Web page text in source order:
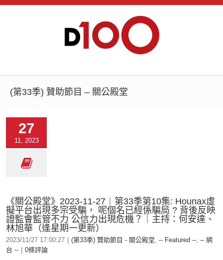
(第33季) 贊助節目 – 關公殿堂
27
11, 2023
《關公殿堂》2023-11-27︱第33季第10集: Hounax虛
擬平台出現多宗受騙， 呢個名已經係騙局 ? 背後反映
證監會監管不力 公信力出現危機？｜主持：何安達、
林旭華（逢星期一更新）
2023/11/27 17:00:27 (第33季) 贊助節目 - 關公殿堂, -- Featured --, -- 網
台 --
0條評論